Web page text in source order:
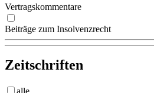
Vertragskommentare
Beiträge zum Insolvenzrecht
Zeitschriften